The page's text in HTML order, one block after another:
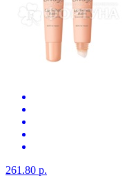
261.80 р.